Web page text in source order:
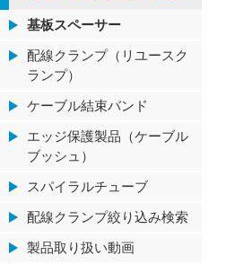
基板スペーサー
配線クランプ（リユースク
ランプ）
ケーブル結束バンド
エッジ保護製品（ケーブル
ブッシュ）
スパイラルチューブ
配線クランプ絞り込み検索
製品取り扱い動画